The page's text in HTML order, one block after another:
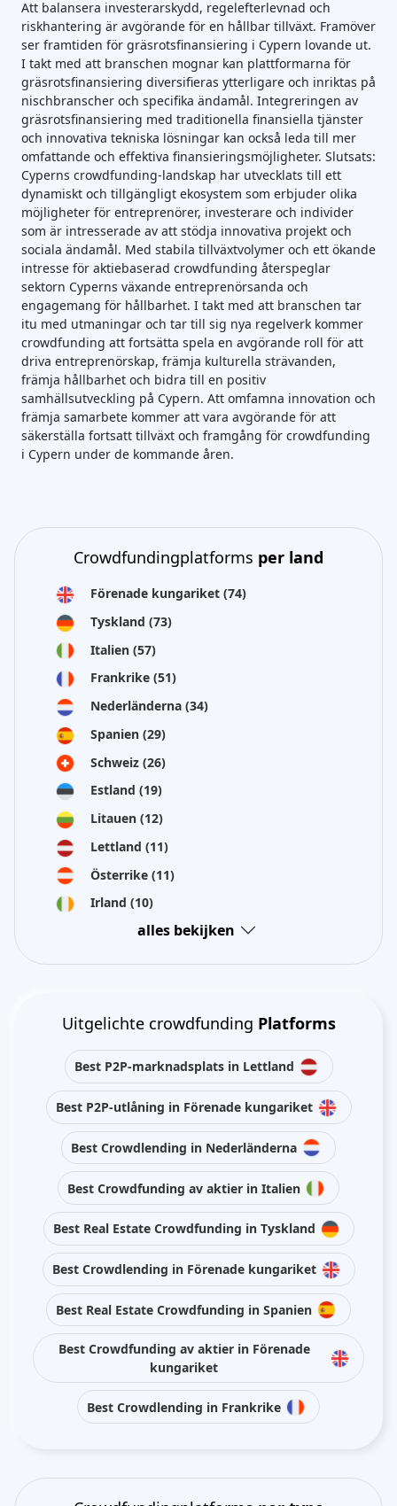
Att balansera investerarskydd, regelefterlevnad och
riskhantering är avgörande för en hållbar tillväxt. Framöver
ser framtiden för gräsrotsfinansiering i Cypern lovande ut.
I takt med att branschen mognar kan plattformarna för
gräsrotsfinansiering diversifieras ytterligare och inriktas på
nischbranscher och specifika ändamål. Integreringen av
gräsrotsfinansiering med traditionella finansiella tjänster
och innovativa tekniska lösningar kan också leda till mer
omfattande och effektiva finansieringsmöjligheter. Slutsats:
Cyperns crowdfunding-landskap har utvecklats till ett
dynamiskt och tillgängligt ekosystem som erbjuder olika
möjligheter för entreprenörer, investerare och individer
som är intresserade av att stödja innovativa projekt och
sociala ändamål. Med stabila tillväxtvolymer och ett ökande
intresse för aktiebaserad crowdfunding återspeglar
sektorn Cyperns växande entreprenörsanda och
engagemang för hållbarhet. I takt med att branschen tar
itu med utmaningar och tar till sig nya regelverk kommer
crowdfunding att fortsätta spela en avgörande roll för att
driva entreprenörskap, främja kulturella strävanden,
främja hållbarhet och bidra till en positiv
samhällsutveckling på Cypern. Att omfamna innovation och
främja samarbete kommer att vara avgörande för att
säkerställa fortsatt tillväxt och framgång för crowdfunding
i Cypern under de kommande åren.
Crowdfundingplatforms per land
Förenade kungariket (74)
Tyskland (73)
Italien (57)
Frankrike (51)
Nederländerna (34)
Spanien (29)
Schweiz (26)
Estland (19)
Litauen (12)
Lettland (11)
Österrike (11)
Irland (10)
alles bekijken
Uitgelichte crowdfunding Platforms
Best P2P-marknadsplats in Lettland
Best P2P-utlåning in Förenade kungariket
Best Crowdlending in Nederländerna
Best Crowdfunding av aktier in Italien
Best Real Estate Crowdfunding in Tyskland
Best Crowdlending in Förenade kungariket
Best Real Estate Crowdfunding in Spanien
Best Crowdfunding av aktier in Förenade
kungariket
Best Crowdlending in Frankrike